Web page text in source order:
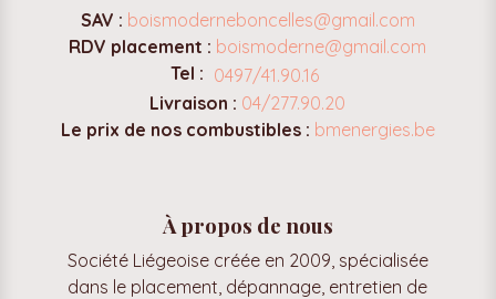
SAV : boismoderneboncelles@gmail.com
RDV placement : boismoderne@gmail.com
Tel : 0497/41.90.16
Livraison : 04/277.90.20
Le prix de nos combustibles : bmenergies.be
À propos de nous
Société Liégeoise créée en 2009, spécialisée
dans le placement, dépannage, entretien de